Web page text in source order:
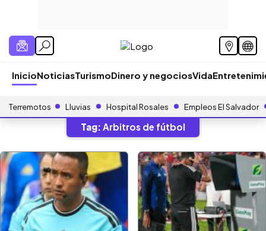
InicioNoticiasTurismoDinero y negociosVida
Terremotos Lluvias Hospital Rosales Empleos El Salvador
Tag: Arbitros de fútbol